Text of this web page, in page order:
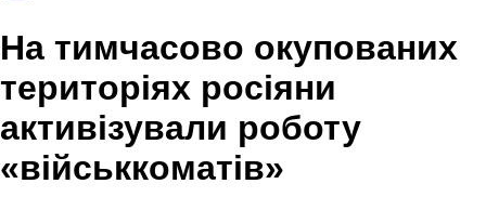
На тимчасово окупованих
територіях росіяни
активізували роботу
«військкоматів»